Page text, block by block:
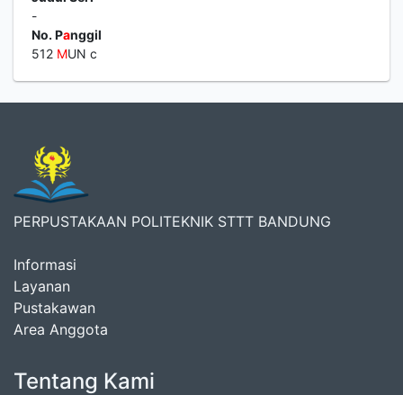
-
No. Panggil
512 MUN c
PERPUSTAKAAN POLITEKNIK STTT BANDUNG
Informasi
Layanan
Pustakawan
Area Anggota
Tentang Kami